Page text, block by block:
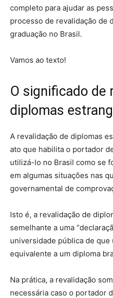
completo para ajudar as
processo de revalidação de
graduação no Brasil.
Vamos ao texto!
O significado de
diplomas
A revalidação de diplomas
ato que habilita o portador
utilizá-lo no Brasil como se
em algumas situações nas
governamental de
Isto é, a revalidação de
semelhante a uma
universidade pública de
equivalente a um diploma
Na prática, a revalidação
necessária caso o portador